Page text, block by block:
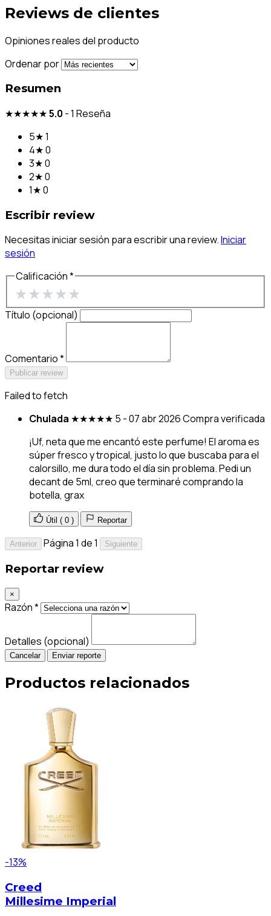
Reviews de clientes
Opiniones reales del producto
Ordenar por
Resumen
★★★★★5.0 -1 Reseña
5★1
4★0
3★0
2★0
1★0
Escribir review
Necesitas iniciar sesión para escribir una review.Iniciar
sesión
Calificación *
★★★★★
Título (opcional)
Comentario *
Publicar review
Failed to fetch
Chulada ★★★★★ 5 - 07 abr 2026Compra verificada
¡Uf, neta que me encantó este perfume! El aroma es
súper fresco y tropical, justo lo que buscaba para el
calorsillo, me dura todo el día sin problema. Pedi un
decant de 5ml, creo que terminaré comprando la
botella, grax
Útil ( 0 ) Reportar
Anterior Página 1 de 1 Siguiente
Reportar review
×
Razón *
Detalles (opcional)
Cancelar Enviar reporte
Productos relacionados
-13%
Creed
Millesime Imperial